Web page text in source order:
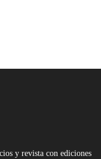
y revista con ediciones